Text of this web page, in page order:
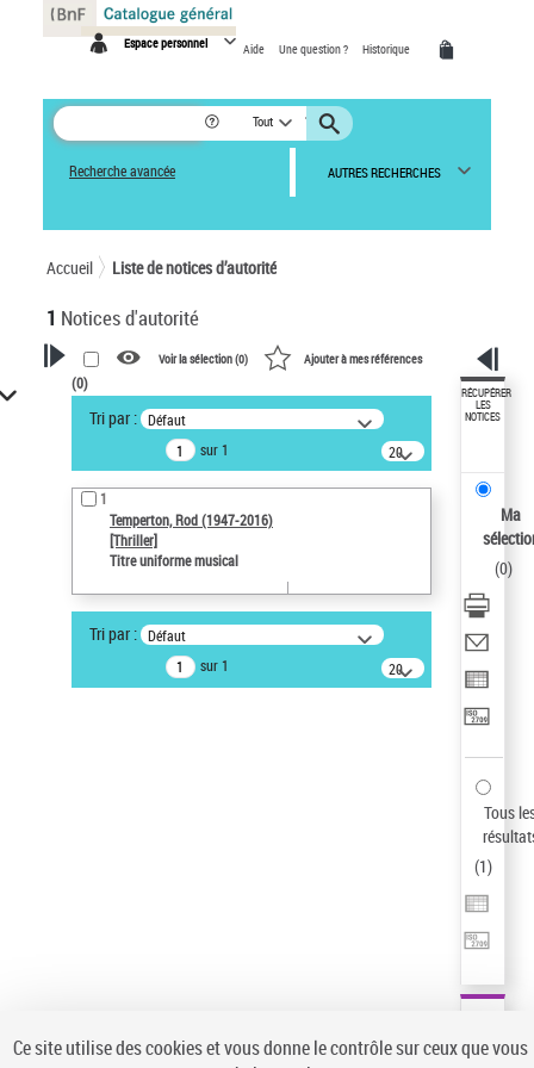
Espace personnel Aide Une question ? Historique
Tout
Recherche avancée AUTRES RECHERCHES
Accueil Liste de notices d’autorité
1 Notices d'autorité
VOTRE RECHERCHE
Recherche avancée dans les
notices d’autorité
Œuvres liées à l'auteur :
Temperton, Rod (1947-2016)
Type de notice d'autorité
Œuvre
Auteur d’œuvre
Pays
Voir la sélection (0) Ajouter à mes références
(0)
Tri par : Défaut
sur 1
20
résultats/page
1
Temperton, Rod (1947-2016)
[Thriller]
Titre uniforme musical
Tri par : Défaut
sur 1
20
résultats/page
RÉCUPÉRER
LES
NOTICES
Ma
(0)
Tous
(1)
Panneau de gestion des cookies
Ce site utilise des cookies et vous donne le contrôle sur ceux que vous